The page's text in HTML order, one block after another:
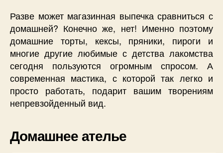
Разве может магазинная выпечка сравниться с
домашней? Конечно же, нет! Именно поэтому
домашние торты, кексы, пряники, пироги и
многие другие любимые с детства лакомства
сегодня пользуются огромным спросом. А
современная мастика, с которой так легко и
просто работать, подарит вашим творениям
непревзойденный вид.
Домашнее ателье